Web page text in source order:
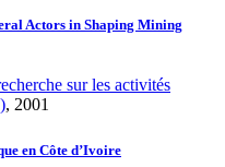
Actors in Shaping Mining
sur les activités
, 2001
en Côte d’Ivoire